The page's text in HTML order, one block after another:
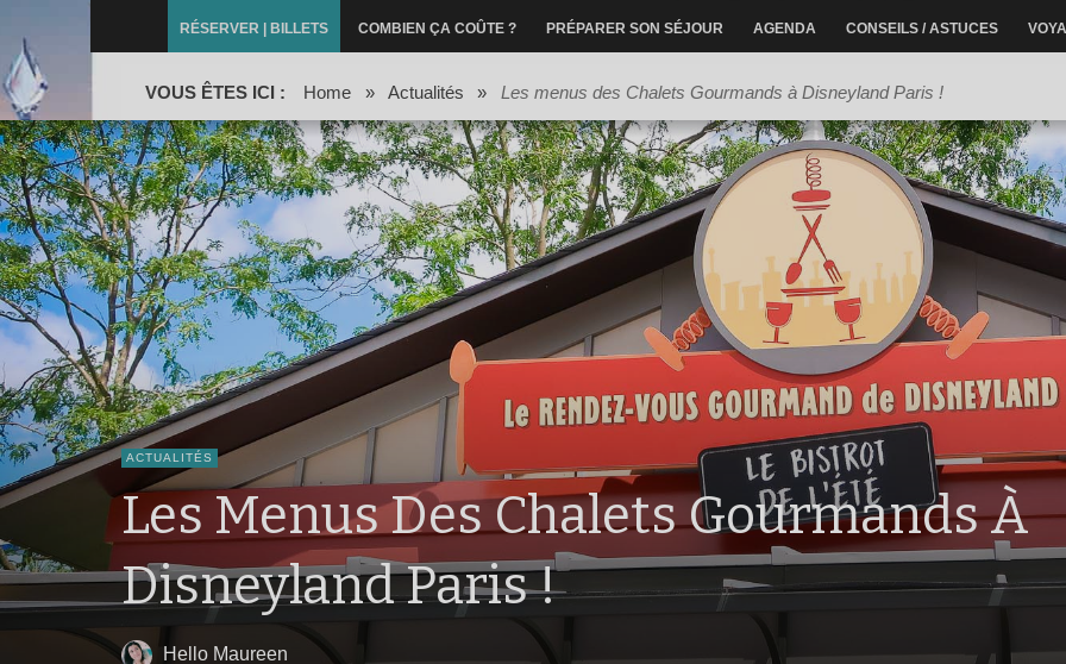
RÉSERVER | BILLETS COMBIEN ÇA COÛTE ? PRÉPARER SON SÉJOUR AGENDA CONSEILS / ASTUCES
VOUS ÊTES ICI : Home » Actualités » Les menus des Chalets Gourmands à Disneyland Paris !
ACTUALITÉS
Les Menus Des Chalets Gourmands À
Disneyland Paris !
Hello Maureen